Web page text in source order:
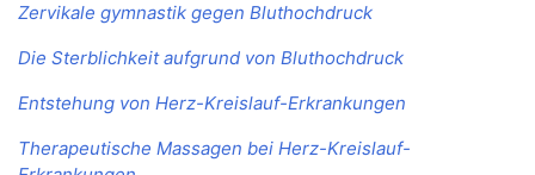
Zervikale gymnastik gegen Bluthochdruck
Die Sterblichkeit aufgrund von Bluthochdruck
Entstehung von Herz-Kreislauf-Erkrankungen
Therapeutische Massagen bei Herz-Kreislauf-